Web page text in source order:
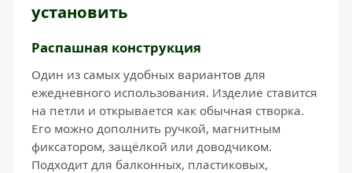
установить
Распашная конструкция
Один из самых удобных вариантов для
ежедневного использования. Изделие ставится
на петли и открывается как обычная створка.
Его можно дополнить ручкой, магнитным
фиксатором, защёлкой или доводчиком.
Подходит для балконных, пластиковых,